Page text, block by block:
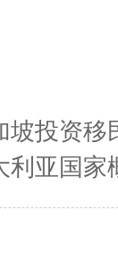
坡投资移
利亚国家